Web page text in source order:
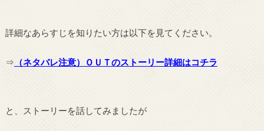
詳細なあらすじを知りたい方は以下を見てください。
⇒ （ネタバレ注意）ＯＵＴのストーリー詳細はコチラ
と、ストーリーを話してみましたが